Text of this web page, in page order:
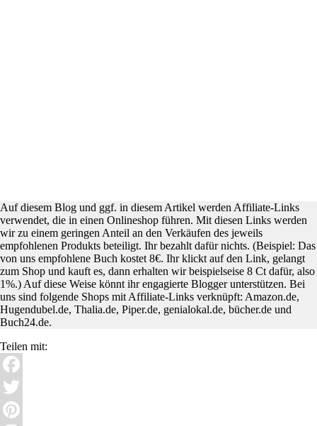
Auf diesem Blog und ggf. in diesem Artikel werden Affiliate-Links
verwendet, die in einen Onlineshop führen. Mit diesen Links werden
wir zu einem geringen Anteil an den Verkäufen des jeweils
empfohlenen Produkts beteiligt. Ihr bezahlt dafür nichts. (Beispiel: Das
von uns empfohlene Buch kostet 8€. Ihr klickt auf den Link, gelangt
zum Shop und kauft es, dann erhalten wir beispielseise 8 Ct dafür, also
1%.) Auf diese Weise könnt ihr engagierte Blogger unterstützen. Bei
uns sind folgende Shops mit Affiliate-Links verknüpft: Amazon.de,
Hugendubel.de, Thalia.de, Piper.de, genialokal.de, bücher.de und
Buch24.de.
Teilen mit:
Facebook
Twitter